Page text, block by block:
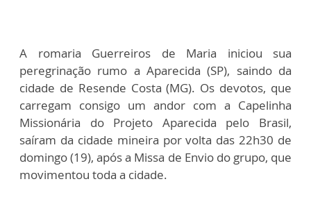
A romaria Guerreiros de Maria iniciou sua
peregrinação rumo a Aparecida (SP), saindo da
cidade de Resende Costa (MG). Os devotos, que
carregam consigo um andor com a Capelinha
Missionária do Projeto Aparecida pelo Brasil,
saíram da cidade mineira por volta das 22h30 de
domingo (19), após a Missa de Envio do grupo, que
movimentou toda a cidade.